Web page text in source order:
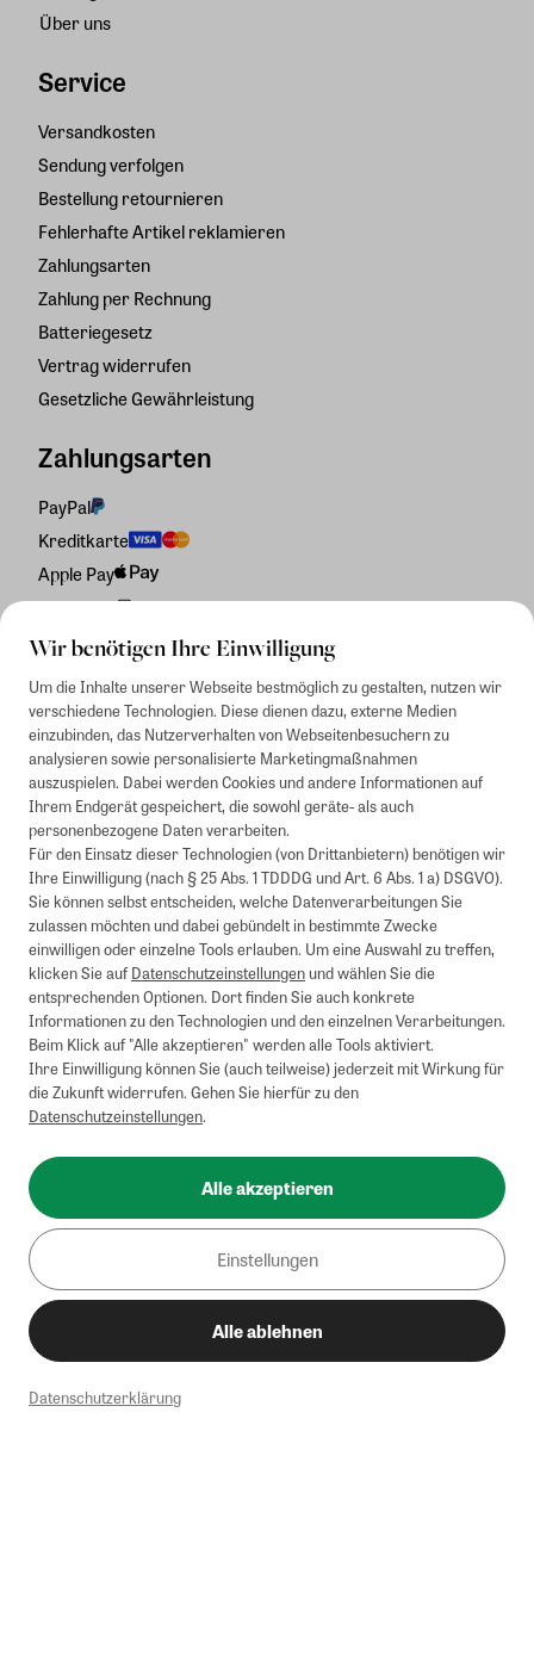
Wir benötigen Ihre Einwilligung
Um die Inhalte unserer Webseite bestmöglich zu gestalten, nutzen wir
verschiedene Technologien. Diese dienen dazu, externe Medien
einzubinden, das Nutzerverhalten von Webseitenbesuchern zu
analysieren sowie personalisierte Marketingmaßnahmen
auszuspielen. Dabei werden Cookies und andere Informationen auf
Ihrem Endgerät gespeichert, die sowohl geräte- als auch
personenbezogene Daten verarbeiten.
Für den Einsatz dieser Technologien (von Drittanbietern) benötigen wir
Ihre Einwilligung (nach § 25 Abs. 1 TDDDG und Art. 6 Abs. 1 a) DSGVO).
Sie können selbst entscheiden, welche Datenverarbeitungen Sie
zulassen möchten und dabei gebündelt in bestimmte Zwecke
einwilligen oder einzelne Tools erlauben. Um eine Auswahl zu treffen,
klicken Sie aufDatenschutzeinstellungenund wählen Sie die
entsprechenden Optionen. Dort finden Sie auch konkrete
Informationen zu den Technologien und den einzelnen Verarbeitungen.
Beim Klick auf "Alle akzeptieren" werden alle Tools aktiviert.
Ihre Einwilligung können Sie (auch teilweise) jederzeit mit Wirkung für
die Zukunft widerrufen. Gehen Sie hierfür zu den
Datenschutzeinstellungen.
Alle akzeptieren
Einstellungen
Alle ablehnen
Datenschutzerklärung
Über uns
Service
Versandkosten
Sendung verfolgen
Bestellung retournieren
Fehlerhafte Artikel reklamieren
Zahlungsarten
Zahlung per Rechnung
Batteriegesetz
Vertrag widerrufen
Gesetzliche Gewährleistung
Zahlungsarten
PayPal
Kreditkarte
Apple Pay
Rechnung